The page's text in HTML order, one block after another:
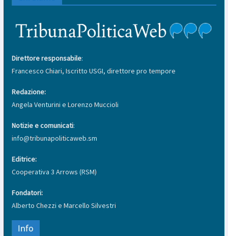
Direttore responsabile:
Francesco Chiari, Iscritto USGI, direttore pro tempore
Redazione:
Angela Venturini e Lorenzo Muccioli
Notizie e comunicati:
info@tribunapoliticaweb.sm
Editrice:
Cooperativa 3 Arrows (RSM)
Fondatori:
Alberto Chezzi e Marcello Silvestri
Info